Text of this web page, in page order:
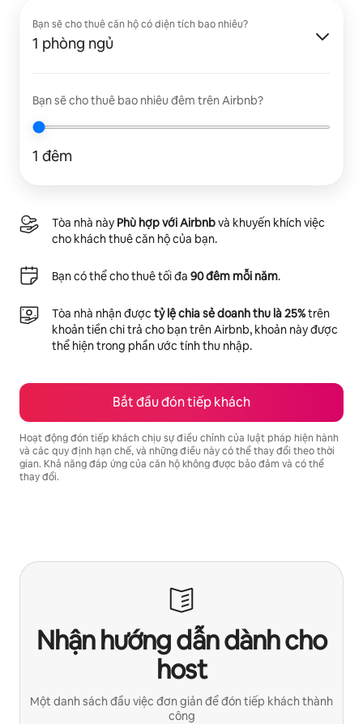
Bạn sẽ cho thuê căn hộ có diện tích bao nhiêu?
1 phòng ngủ
Bạn sẽ cho thuê bao nhiêu đêm trên Airbnb?
1 đêm
Tòa nhà này Phù hợp với Airbnbvà khuyến khích việc
cho khách thuê căn hộ của bạn.
Bạn có thể cho thuê tối đa 90 đêm mỗi năm.
Tòa nhà nhận được tỷ lệ chia sẻ doanh thu là 25%trên
khoản tiền chi trả cho bạn trên Airbnb, khoản này được
thể hiện trong phần ước tính thu nhập.
Bắt đầu đón tiếp khách
Hoạt động đón tiếp khách chịu sự điều chỉnh của luật pháp hiện hành
và các quy định hạn chế, và những điều này có thể thay đổi theo thời
gian. Khả năng đáp ứng của căn hộ không được bảo đảm và có thể
thay đổi.
Nhận hướng dẫn dành cho
host
Một danh sách đầu việc đơn giản để đón tiếp khách thành
công